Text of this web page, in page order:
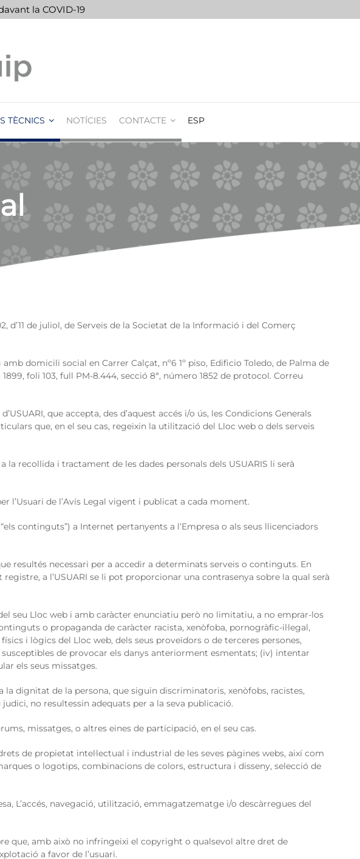
la COVID-19
TÈCNICS NOTÍCIES CONTACTE ESP
de juliol, de Serveis de la Societat de la Informació i del Comerç
amb domicili social en Carrer Calçat, nº6 1º piso, Edificio Toledo, de Palma de
foli 103, full PM-8.444, secció 8ª, número 1852 de protocol. Correu
que accepta, des d’aquest accés i/o ús, les Condicions Generals
que, en el seu cas, regeixin la utilització del Lloc web o dels serveis
la recollida i tractament de les dades personals dels USUARIS li serà
l’Usuari de l’Avís Legal vigent i publicat a cada moment.
continguts”) a Internet pertanyents a l’Empresa o als seus llicenciadors
resultés necessari per a accedir a determinats serveis o continguts. En
a l’USUARI se li pot proporcionar una contrasenya sobre la qual serà
seu Lloc web i amb caràcter enunciatiu però no limitatiu, a no emprar-los
o propaganda de caràcter racista, xenòfoba, pornogràfic-il·legal,
i lògics del Lloc web, dels seus proveïdors o de terceres persones,
de provocar els danys anteriorment esmentats; (iv) intentar
els seus missatges.
dignitat de la persona, que siguin discriminatoris, xenòfobs, racistes,
no resultessin adequats per a la seva publicació.
missatges, o altres eines de participació, en el seu cas.
de propietat intel·lectual i industrial de les seves pàgines webs, així com
o logotips, combinacions de colors, estructura i disseny, selecció de
L’accés, navegació, utilització, emmagatzematge i/o descàrregues del
que, amb això no infringeixi el copyright o qualsevol altre dret de
a favor de l’usuari.